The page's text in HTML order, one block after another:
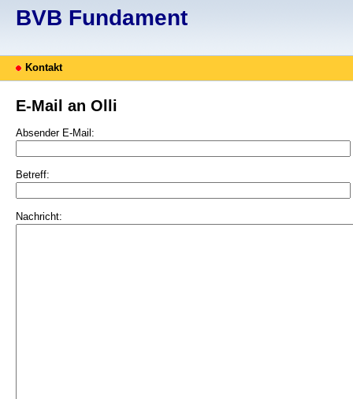
BVB Fundament
Kontakt
E-Mail an Olli
Absender E-Mail:
Betreff:
Nachricht: